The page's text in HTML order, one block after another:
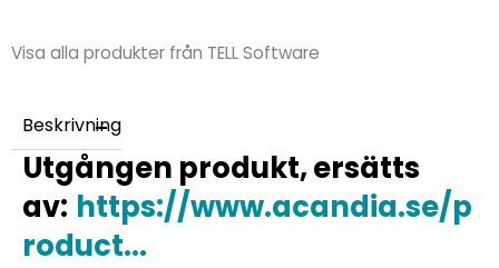
Visa alla produkter från TELL Software
Beskrivning
Utgången produkt, ersätts
av: https://www.acandia.se/p
roduct...